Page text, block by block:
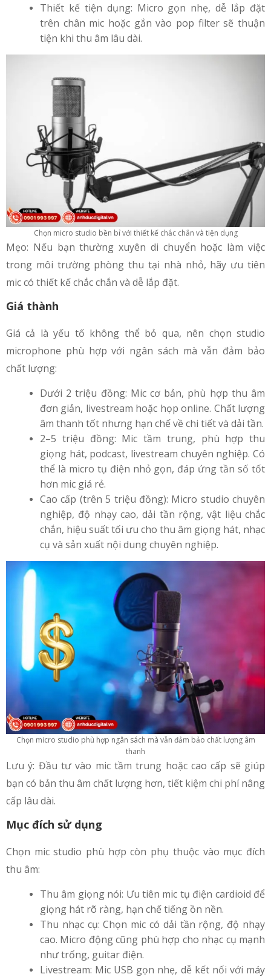
Thiết kế tiện dụng: Micro gọn nhẹ, dễ lắp đặt
trên chân mic hoặc gắn vào pop filter sẽ thuận
tiện khi thu âm lâu dài.
Chọn micro studio bền bỉ với thiết kế chắc chắn và tiện dụng
Mẹo: Nếu bạn thường xuyên di chuyển hoặc làm việc
trong môi trường phòng thu tại nhà nhỏ, hãy ưu tiên
mic có thiết kế chắc chắn và dễ lắp đặt.
Giá thành
Giá cả là yếu tố không thể bỏ qua, nên chọn studio
microphone​ phù hợp với ngân sách mà vẫn đảm bảo
chất lượng:
Dưới 2 triệu đồng: Mic cơ bản, phù hợp thu âm
đơn giản, livestream hoặc họp online. Chất lượng
âm thanh tốt nhưng hạn chế về chi tiết và dải tần.
2–5 triệu đồng: Mic tầm trung, phù hợp thu
giọng hát, podcast, livestream chuyên nghiệp. Có
thể là micro tụ điện nhỏ gọn, đáp ứng tần số tốt
hơn mic giá rẻ.
Cao cấp (trên 5 triệu đồng): Micro studio chuyên
nghiệp, độ nhạy cao, dải tần rộng, vật liệu chắc
chắn, hiệu suất tối ưu cho thu âm giọng hát, nhạc
cụ và sản xuất nội dung chuyên nghiệp.
Chọn micro studio phù hợp ngân sách mà vẫn đảm bảo chất lượng âm
thanh
Lưu ý: Đầu tư vào mic tầm trung hoặc cao cấp sẽ giúp
bạn có bản thu âm chất lượng hơn, tiết kiệm chi phí nâng
cấp lâu dài.
Mục đích sử dụng
Chọn mic studio phù hợp còn phụ thuộc vào mục đích
thu âm:
Thu âm giọng nói: Ưu tiên mic tụ điện cardioid để
giọng hát rõ ràng, hạn chế tiếng ồn nền.
Thu nhạc cụ: Chọn mic có dải tần rộng, độ nhạy
cao. Micro động cũng phù hợp cho nhạc cụ mạnh
như trống, guitar điện.
Livestream: Mic USB gọn nhẹ, dễ kết nối với máy